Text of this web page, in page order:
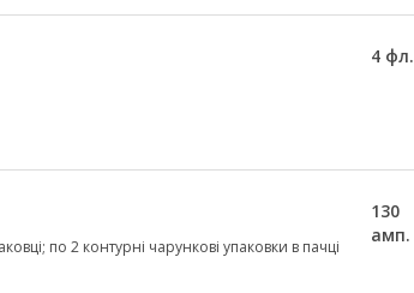
4 фл.
по 2 контурні чарункові упаковки в пачці
130
амп.